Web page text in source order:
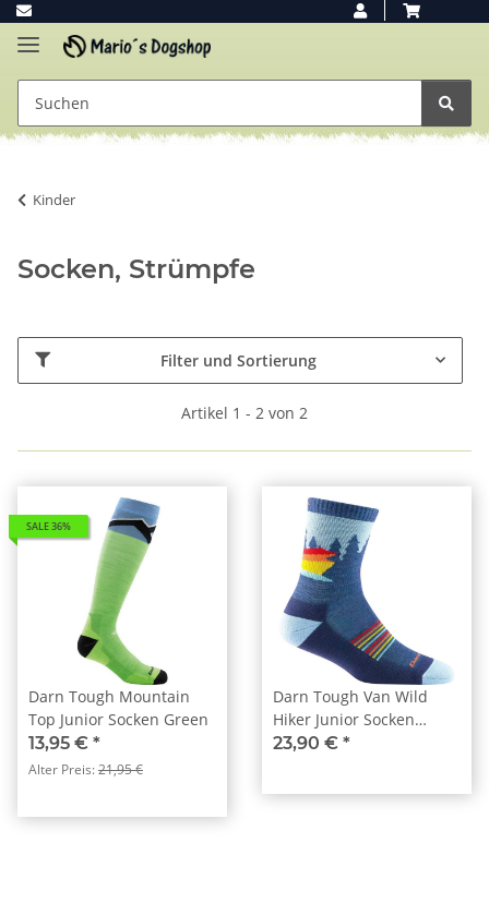
Kinder
Socken, Strümpfe
Filter und Sortierung
Artikel 1 - 2 von 2
SALE 36%
Darn Tough Mountain
Top Junior Socken Green
13,95 € *
Alter Preis:21,95 €
Darn Tough Van Wild
Hiker Junior Socken
Denim
23,90 € *